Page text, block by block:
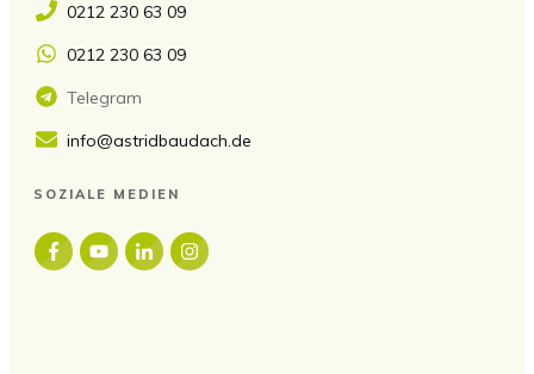
0212 230 63 09
0212 230 63 09
Telegram
info@astridbaudach.de
SOZIALE MEDIEN